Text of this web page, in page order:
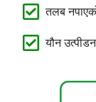
तलब
यौन